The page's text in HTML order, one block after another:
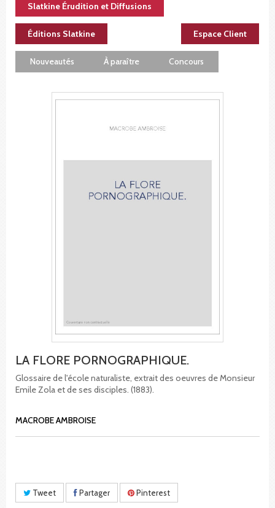
Slatkine Érudition et Diffusions
Éditions Slatkine Espace Client
Nouveautés À paraître Concours
LA FLORE PORNOGRAPHIQUE.
Glossaire de l'école naturaliste, extrait des oeuvres de Monsieur
Emile Zola et de ses disciples. (1883).
MACROBE AMBROISE
Tweet Partager Pinterest